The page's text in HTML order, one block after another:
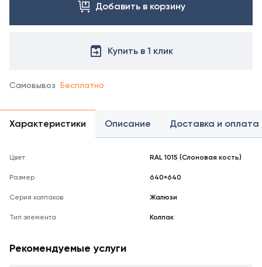
Добавить в корзину
Купить в 1 клик
Самовывоз Бесплатно
Характеристики Описание Доставка и оплата
Цвет RAL 1015 (Слоновая кость)
Размер 640×640
Серия колпаков Жалюзи
Тип элемента Колпак
Рекомендуемые услуги